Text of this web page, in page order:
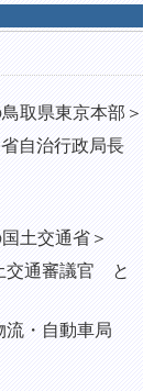
取県東京本部＞
自治行政局長
土交通省＞
通審議官 と
・自動車局